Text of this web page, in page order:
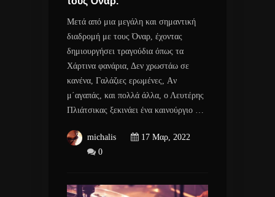
Μετά από μια μεγάλη και σημαντική
διαδρομή με τους Όναρ, έχοντας
δημιουργήσει τραγούδια όπως τα
Χάρτινα φανάρια, Δεν χρωστάω σε
κανένα, Γαλάζιες ερωμένες, Aν
μ΄αγαπάς, και πολλά άλλα, ο Λευτέρης
Πλιάτσικας ξεκινάει ένα καινούργιο …
michalis
17 Μαρ, 2022
0